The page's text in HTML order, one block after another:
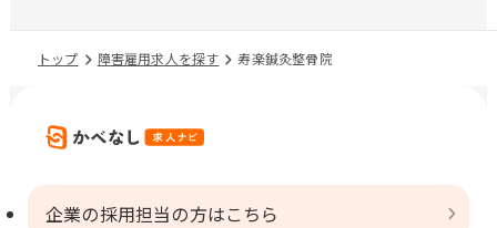
トップ 障害雇用求人を探す 寿楽鍼灸整骨院
企業の採用担当の方はこちら